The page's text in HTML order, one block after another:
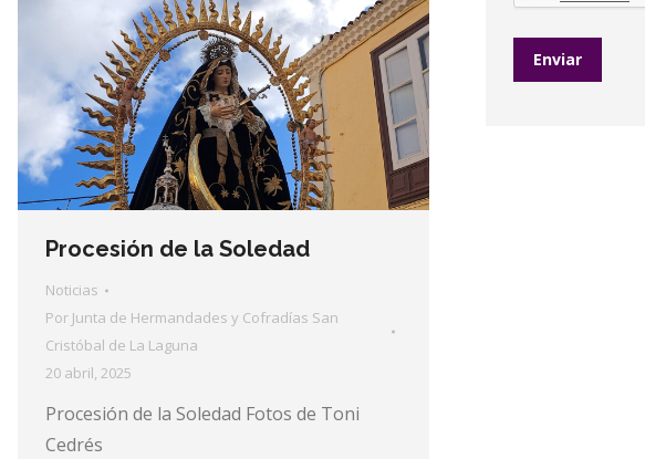
Procesión de la Soledad
Noticias
Por Junta de Hermandades y Cofradías San
Cristóbal de La Laguna
20 abril, 2025
Procesión de la Soledad Fotos de Toni
Cedrés